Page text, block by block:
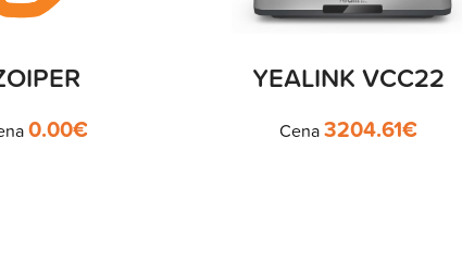
0.00€
YEALINK VCC22
Cena3204.61€